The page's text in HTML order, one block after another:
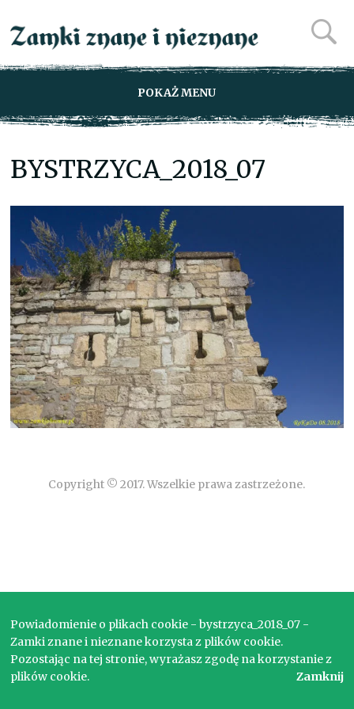
POKAŻ MENU
BYSTRZYCA_2018_07
Copyright © 2017. Wszelkie prawa zastrzeżone.
Powiadomienie o plikach cookie - bystrzyca_2018_07 -
Zamki znane i nieznane korzysta z plików cookie.
Pozostając na tej stronie, wyrażasz zgodę na korzystanie z
plików cookie.
Zamknij